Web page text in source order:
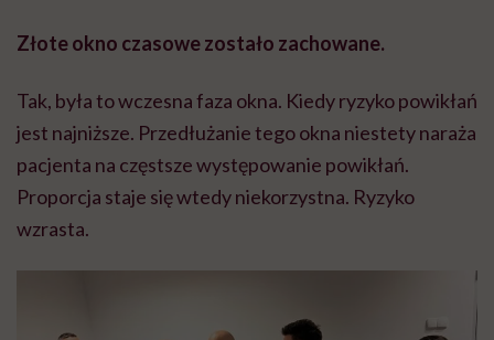
Złote okno czasowe zostało zachowane.
Tak, była to wczesna faza okna. Kiedy ryzyko powikłań
jest najniższe. Przedłużanie tego okna niestety naraża
pacjenta na częstsze występowanie powikłań.
Proporcja staje się wtedy niekorzystna. Ryzyko
wzrasta.